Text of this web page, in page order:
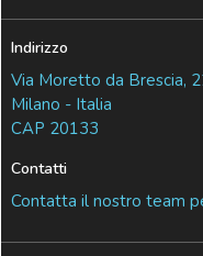
Indirizzo
Via Moretto da Brescia,
Milano - Italia
CAP 20133
Contatti
Contatta il nostro team